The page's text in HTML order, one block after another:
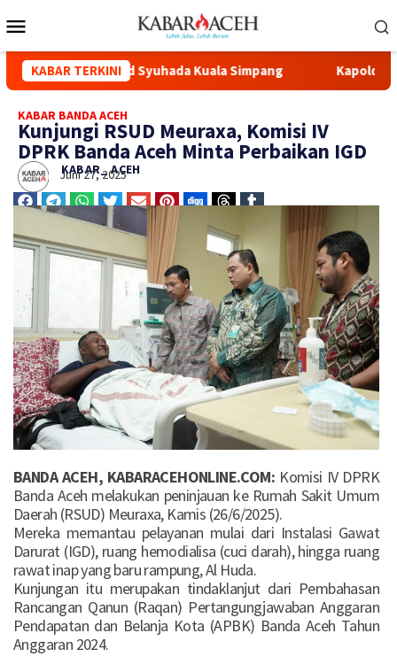
KABAR TERKINI
Masjid Syuhada Kuala Simpang Kapolda Aceh
KABAR BANDA ACEH
Kunjungi RSUD Meuraxa, Komisi IV
DPRK Banda Aceh Minta Perbaikan IGD
KABAR_ ACEH
Juni 27, 2025
BANDA ACEH, KABARACEHONLINE.COM: Komisi IV DPRK
Banda Aceh melakukan peninjauan ke Rumah Sakit Umum
Daerah (RSUD) Meuraxa, Kamis (26/6/2025).
Mereka memantau pelayanan mulai dari Instalasi Gawat
Darurat (IGD), ruang hemodialisa (cuci darah), hingga ruang
rawat inap yang baru rampung, Al Huda.
Kunjungan itu merupakan tindaklanjut dari Pembahasan
Rancangan Qanun (Raqan) Pertangungjawaban Anggaran
Pendapatan dan Belanja Kota (APBK) Banda Aceh Tahun
Anggaran 2024.